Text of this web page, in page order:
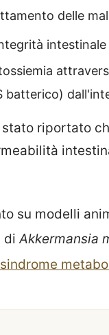
delle
intestinale
batterico)
riportato
su modelli
diAkkermansia
sindrome